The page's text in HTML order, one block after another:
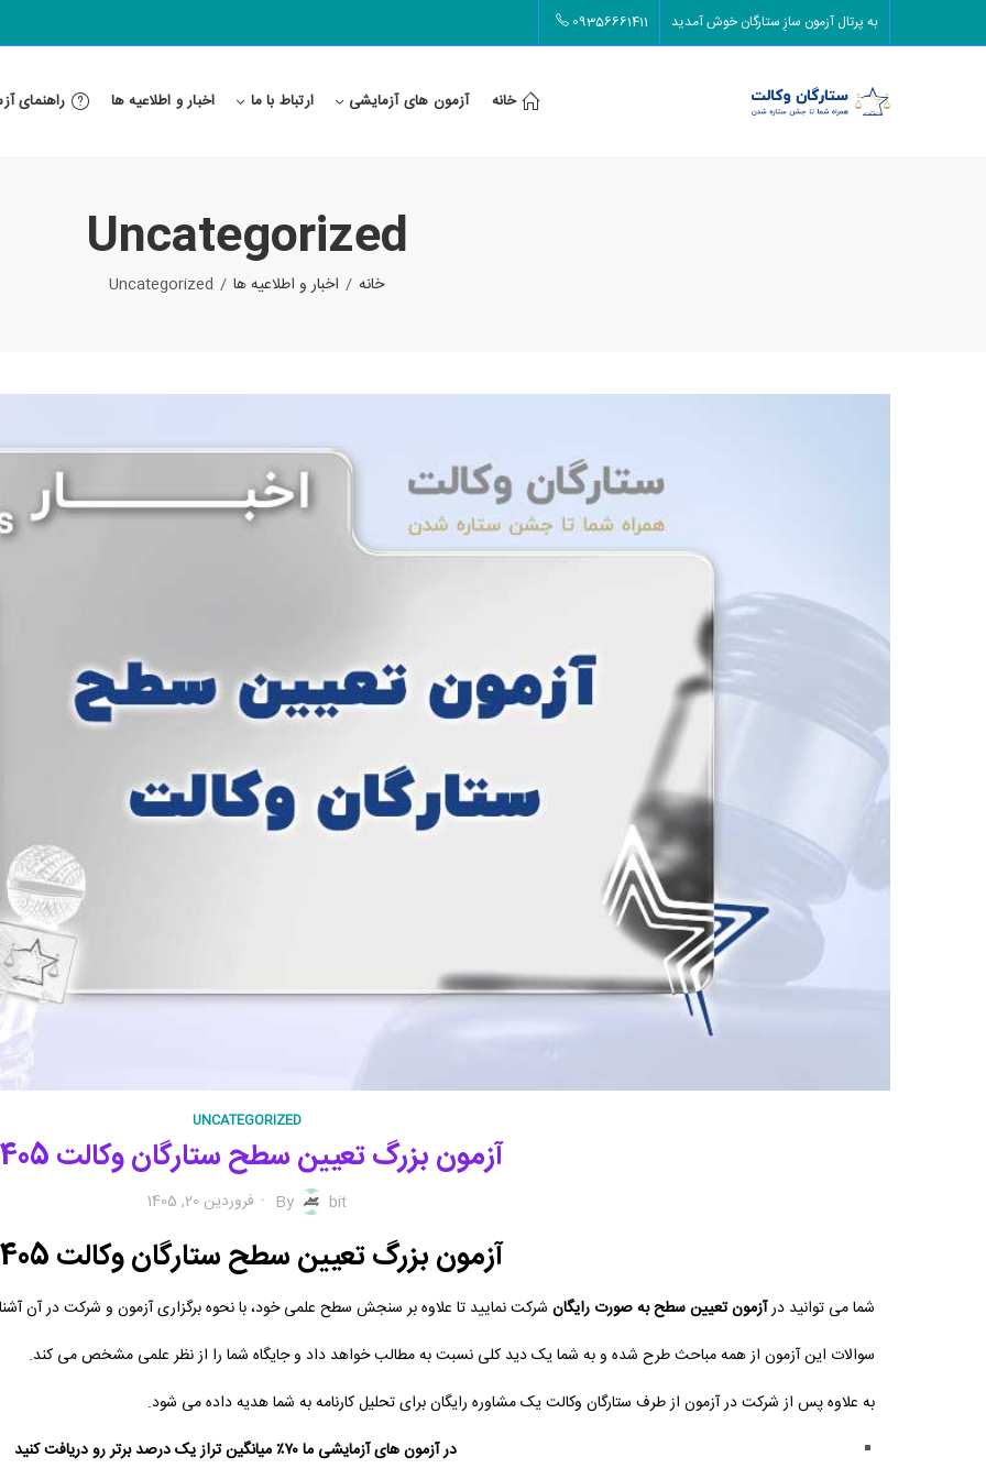
به پرتال آزمون سازِ ستارگان خوش آمدید 09356661411
خانه آزمون های آزمایشی ارتباط با ما اخبار و اطلاعیه ها راهنمای
Uncategorized
خانه اخبار و اطلاعیه ها Uncategorized
UNCATEGORIZED
آزمون بزرگ تعیین سطح ستارگان وکالت 1405
By bit فروردین 20, 1405
آزمون بزرگ تعیین سطح ستارگان وکالت 1405
شما می توانید درآزمون تعیین سطح به صورت رایگان شرکت نمایید تا علاوه بر سنجش سطح علمی خود، با نحوه برگزاری آزمون و شرکت در آن
سوالات این آزمون از همه مباحث طرح شده و به شما یک دید کلی نسبت به مطالب خواهد داد و جایگاه شما را از نظر علمی مشخص می کند.
به علاوه پس از شرکت در آزمون از طرف ستارگان وکالت یک مشاوره رایگان برای تحلیل کارنامه به شما هدیه داده می شود.
در آزمون های آزمایشی ما ۷۰٪ میانگین تراز یک درصد برتر رو دریافت کنید